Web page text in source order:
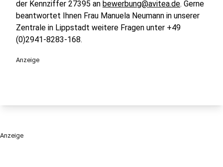
der Kennziffer 27395 an bewerbung@avitea.de. Gerne
beantwortet Ihnen Frau Manuela Neumann in unserer
Zentrale in Lippstadt weitere Fragen unter +49
(0)2941-8283-168.
Anzeige
Anzeige